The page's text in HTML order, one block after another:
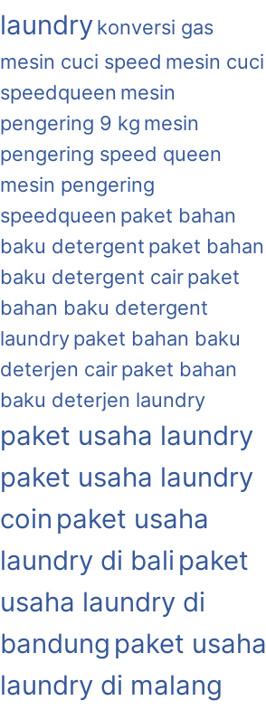
laundrykonversi gas
mesin cuci speed mesin cuci
speedqueen mesin
pengering 9 kg mesin
pengering speed queen
mesin pengering
speedqueen paket bahan
baku detergent paket bahan
baku detergent cairpaket
bahan baku detergent
laundrypaket bahan baku
deterjen cairpaket bahan
baku deterjen laundry
paket usaha laundry
paket usaha laundry
coin paket usaha
laundry di bali paket
usaha laundry di
bandung paket usaha
laundry di malang